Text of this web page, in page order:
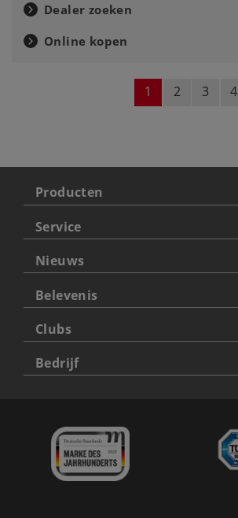
Dealer zoeken
Online kopen
1 2 3 4
Producten
Service
Nieuws
Belevenis
Clubs
Bedrijf